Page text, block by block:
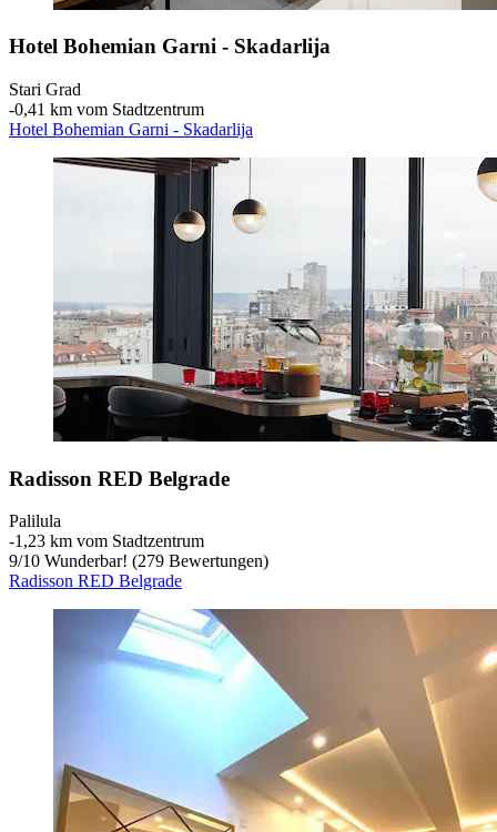
Hotel Bohemian Garni - Skadarlija
Stari Grad
‐0,41 km vom Stadtzentrum
Hotel Bohemian Garni - Skadarlija
Radisson RED Belgrade
Palilula
‐1,23 km vom Stadtzentrum
9/10 Wunderbar! (279 Bewertungen)
Radisson RED Belgrade